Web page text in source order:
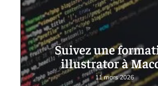
Suivez une
illustrator à
11 mars 2026